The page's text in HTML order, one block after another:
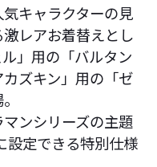
キャラクターの見
レアお着替えとし
」用の「バルタン
ズキン」用の「ゼ
ンシリーズの主題
設定できる特別仕様